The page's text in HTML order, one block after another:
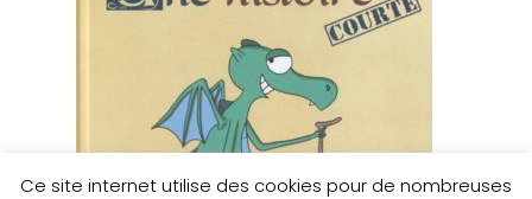
Ce site internet utilise des cookies pour de nombreuses